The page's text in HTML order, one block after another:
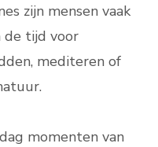
zijn mensen vaak
de tijd voor
mediteren of
momenten van